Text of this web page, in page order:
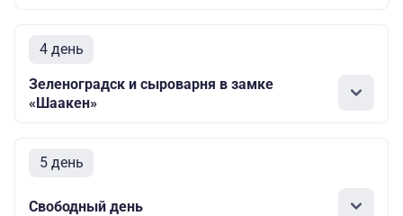
4 день
Зеленоградск и сыроварня в замке
«Шаакен»
5 день
Свободный день